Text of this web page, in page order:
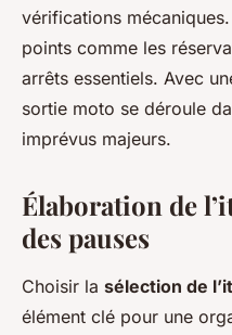
vérifications
points comme les
arrêts essentiels. Avec
sortie moto se déroule
imprévus majeurs.
Élaboration de
des pauses
Choisir la sélection de
élément clé pour une